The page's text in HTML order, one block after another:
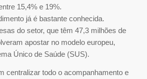
15,4% e 19%.
já é bastante conhecida.
do setor, que têm 47,3 milhões de
apostar no modelo europeu,
Único de Saúde (SUS).
centralizar todo o acompanhamento e